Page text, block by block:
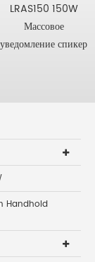
LRAS150 150W
Массовое
уведомление спикер
Handhold